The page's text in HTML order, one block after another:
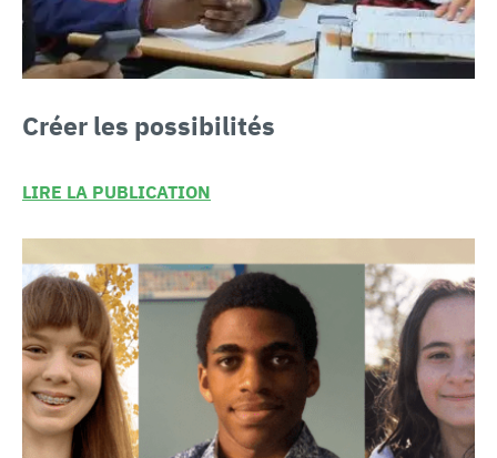
Créer les possibilités
LIRE LA PUBLICATION